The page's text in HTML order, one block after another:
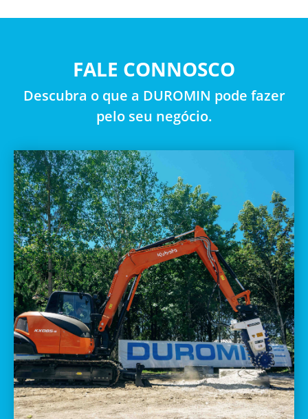
FALE CONNOSCO
Descubra o que a DUROMIN pode fazer
pelo seu negócio.